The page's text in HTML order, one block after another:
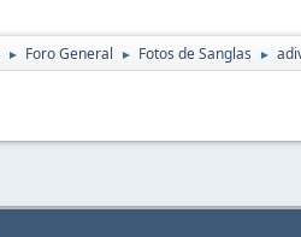
► Foro General ► Fotos de Sanglas ►